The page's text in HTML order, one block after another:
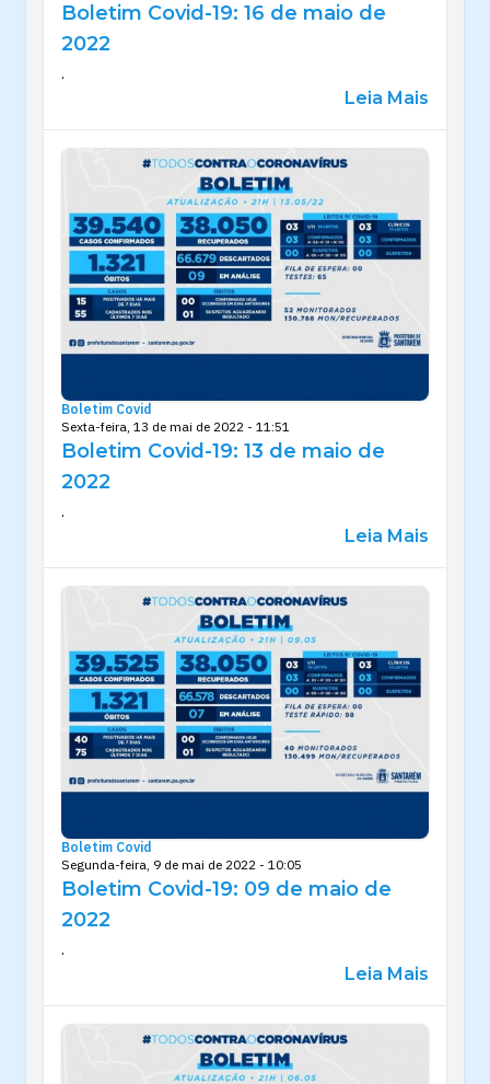
Boletim Covid-19: 16 de maio de
2022
.
Leia Mais
Boletim Covid
Sexta-feira, 13 de mai de 2022 - 11:51
Boletim Covid-19: 13 de maio de
2022
.
Leia Mais
Boletim Covid
Segunda-feira, 9 de mai de 2022 - 10:05
Boletim Covid-19: 09 de maio de
2022
.
Leia Mais